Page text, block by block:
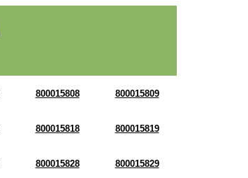
800015808 800015809
800015818 800015819
800015828 800015829